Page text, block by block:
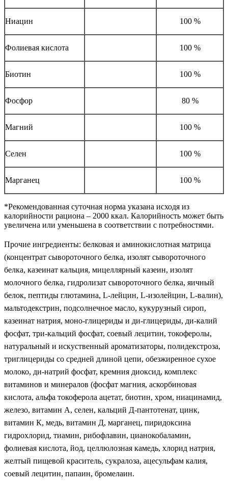
Ниацин 100 %
Фолиевая кислота 100 %
Биотин 100 %
Фосфор 80 %
Магний 100 %
Селен 100 %
Марганец 100 %
*Рекомендованная суточная норма указана исходя из
калорийности рациона – 2000 ккал. Калорийность может быть
увеличена или уменьшена в соответствии с потребностями.
Прочие ингредиенты: белковая и аминокислотная матрица
(концентрат сывороточного белка, изолят сывороточного
белка, казеинат кальция, мицеллярный казеин, изолят
молочного белка, гидролизат сывороточного белка, яичный
белок, пептиды глютамина, L-лейцин, L-изолейцин, L-валин),
мальтодекстрин, подсолнечное масло, кукурузный сироп,
казеинат натрия, моно-глицериды и ди-глицериды, ди-калий
фосфат, три-кальций фосфат, соевый лецитин, токоферолы,
натуральный и искуственный ароматизаторы, полидекстроза,
триглицериды со средней длиной цепи, обезжиренное сухое
молоко, ди-натрий фосфат, кремния диоксид, комплекс
витаминов и минералов (фосфат магния, аскорбиновая
кислота, альфа токоферола ацетат, биотин, хром, ниацинамид,
железо, витамин А, селен, кальций Д-пантотенат, цинк,
витамин К, медь, витамин Д, марганец, пиридоксина
гидрохлорид, тиамин, рибофлавин, цианокобаламин,
фолиевая кислота, йод, целлюлозная камедь, хлорид натрия,
желтый пищевой краситель, сукралоза, ацесульфам калия,
соевый лецитин, папаин, бромелаин.